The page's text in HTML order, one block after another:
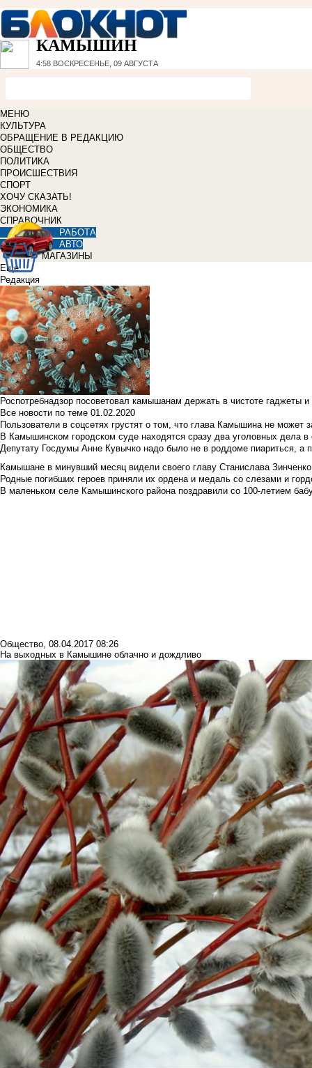
КАМЫШИН
4:58 ВОСКРЕСЕНЬЕ, 09 АВГУСТА
МЕНЮ
КУЛЬТУРА
ОБРАЩЕНИЕ В РЕДАКЦИЮ
ОБЩЕСТВО
ПОЛИТИКА
ПРОИСШЕСТВИЯ
СПОРТ
ХОЧУ СКАЗАТЬ!
ЭКОНОМИКА
СПРАВОЧНИК
РАБОТА
АВТО
МАГАЗИНЫ
Еще
Редакция
Роспотребнадзор посоветовал камышанам держать в чистоте гаджеты
Все новости по теме 01.02.2020
Пользователи в соцсетях грустят о том, что глава Камышина не может
В Камышинском городском суде находятся сразу два уголовных дела
Депутату Госдумы Анне Кувычко надо было не в роддоме пиариться, а
Камышане в минувший месяц видели своего главу Станислава Зинченко
Родные погибших героев приняли их ордена и медаль со слезами и
В маленьком селе Камышинского района поздравили со 100-летием
Общество, 08.04.2017 08:26
На выходных в Камышине облачно и дождливо